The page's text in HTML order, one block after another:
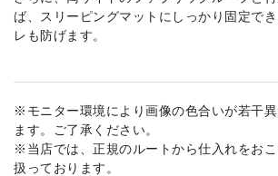
ば、スリーピングマットにしっかり固定で
レも防げます。
※モニター環境により画像の色合いが若干
ます。ご了承ください。
※当店では、正規のルートから仕入れをお
扱っております。